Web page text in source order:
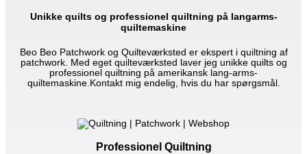
Unikke quilts og professionel quiltning på langarms-
quiltemaskine
Beo Beo Patchwork og Quilteværksted er ekspert i quiltning af
patchwork. Med eget quilteværksted laver jeg unikke quilts og
professionel quiltning på amerikansk lang-arms-
quiltemaskine.Kontakt mig endelig, hvis du har spørgsmål.
Professionel Quiltning